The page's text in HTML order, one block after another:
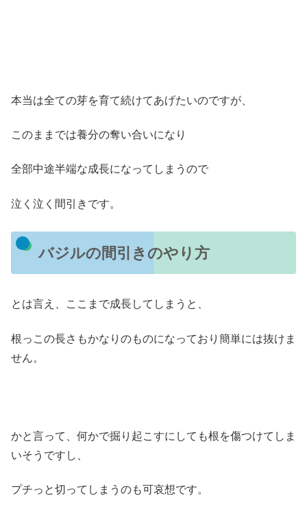
本当は全ての芽を育て続けてあげたいのですが、
このままでは養分の奪い合いになり
全部中途半端な成長になってしまうので
泣く泣く間引きです。
バジルの間引きのやり方
とは言え、ここまで成長してしまうと、
根っこの長さもかなりのものになっており簡単には抜けま
せん。
かと言って、何かで掘り起こすにしても根を傷つけてしま
いそうですし、
プチっと切ってしまうのも可哀想です。